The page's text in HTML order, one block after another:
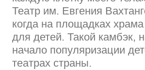
Театр им. Евгения
когда на площадках храма
для детей. Такой камбэк,
начало популяризации
театрах страны.